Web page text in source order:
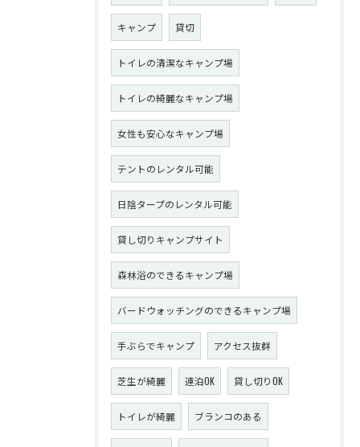
キャンプ 貸切
トイレの清潔なキャンプ場
トイレの綺麗なキャンプ場
女性も安心なキャンプ場
テントのレンタル可能
日陰タープのレンタル可能
貸し切りキャンプサイト
森林浴のできるキャンプ場
バードウォッチングのできるキャンプ場
手ぶらでキャンプ アクセス抜群
芝生が綺麗 連泊OK 貸し切りOK
トイレが綺麗 ブランコのある